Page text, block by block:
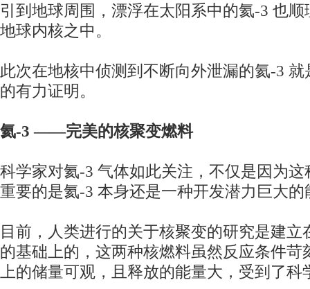
引到地球周围，漂浮在太阳系中的氦-3 也
地球内核之中。
此次在地核中侦测到不断向外泄漏的氦-3
的有力证明。
氦-3 ——完美的核聚变燃料
科学家对氦-3 气体如此关注，不仅是因为
重要的是氦-3 本身还是一种开发潜力巨大的
目前，人类进行的关于核聚变的研究是建立
的基础上的，这两种核燃料虽然反应条件苛
上的储量可观，且释放的能量大，受到了科